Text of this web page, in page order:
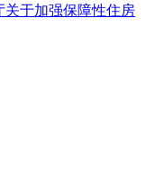
关于加强保障性住房